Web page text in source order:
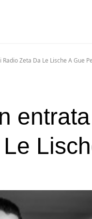
Zeta Da Le Lische A Gue